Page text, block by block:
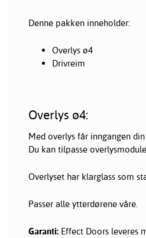
Denne pakken inneholder:
Overlys ø4
Drivreim
Overlys ø4:
Med overlys får inngangen
Du kan tilpasse
Overlyset har klarglass som
Passer alle ytterdørene våre.
Garanti: Effect Doors leveres